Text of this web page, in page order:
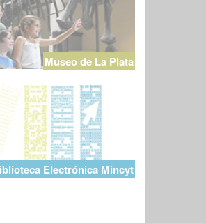
Museo de La Plata
Electrónica Mincyt